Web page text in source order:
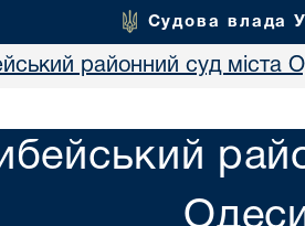
Судова влада
районний суд міста